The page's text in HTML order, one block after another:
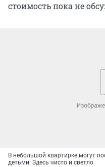
стоимость пока не
В небольшой квартирке могут
детьми. Здесь чисто и светло